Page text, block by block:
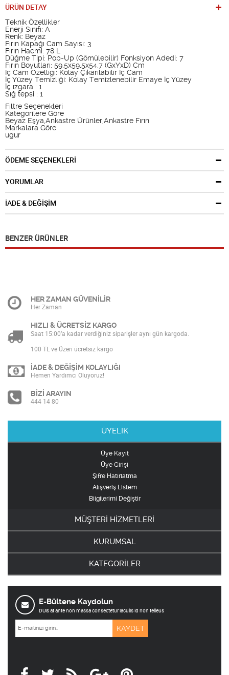
ÜRÜN DETAY
Teknik Özellikler
Enerji Sınıfı: A
Renk: Beyaz
Fırın Kapağı Cam Sayısı: 3
Fırın Hacmi: 78 L
Düğme Tipi: Pop-Up (Gömülebilir) Fonksiyon Adedi: 7
Fırın Boyutları: 59,5x59,5x54,7 (GxYxD) Cm
İç Cam Özelliği: Kolay Çıkarılabilir İç Cam
İç Yüzey Temizliği: Kolay Temizlenebilir Emaye İç Yüzey
İç ızgara : 1
Sığ tepsi : 1
Filtre Seçenekleri
Kategorilere Göre
Beyaz Eşya,Ankastre Ürünler,Ankastre Fırın
Markalara Göre
ugur
ÖDEME SEÇENEKLERİ
YORUMLAR
İADE & DEĞİŞİM
BENZER ÜRÜNLER
HER ZAMAN GÜVENİLİR
Her Zaman
HIZLI & ÜCRETSİZ KARGO
Saat 15:00’a kadar verdiğiniz siparişler aynı gün kargoda.
100 TL ve Üzeri ücretsiz kargo
İADE & DEĞİŞİM KOLAYLIĞI
Hemen Yardımcı Oluyoruz!
BİZİ ARAYIN
444 14 80
ÜYELİK
Üye Kayıt
Üye Girişi
Şifre Hatırlatma
Alışveriş Listem
Bilgilerimi Değiştir
MÜŞTERİ HİZMETLERİ
KURUMSAL
KATEGORİLER
E-Bültene Kaydolun
DUis at ante non massa consectetur iaculis id non telleus